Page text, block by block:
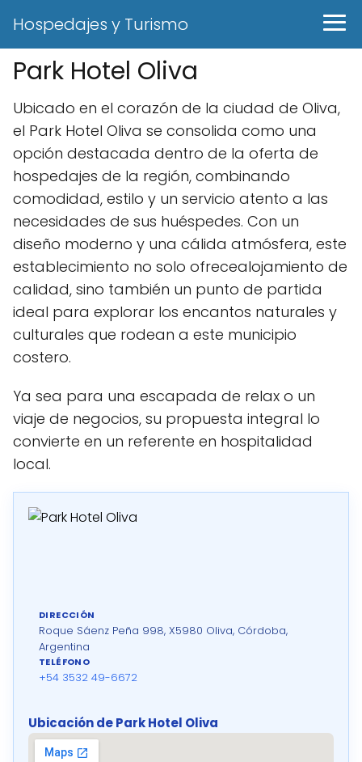
Hospedajes y Turismo
Park Hotel Oliva
Ubicado en el corazón de la ciudad de Oliva,
el Park Hotel Oliva se consolida como una
opción destacada dentro de la oferta de
hospedajes de la región, combinando
comodidad, estilo y un servicio atento a las
necesidades de sus huéspedes. Con un
diseño moderno y una cálida atmósfera, este
establecimiento no solo ofrecealojamiento de
calidad, sino también un punto de partida
ideal para explorar los encantos naturales y
culturales que rodean a este municipio
costero.
Ya sea para una escapada de relax o un
viaje de negocios, su propuesta integral lo
convierte en un referente en hospitalidad
local.
DIRECCIÓN
Roque Sáenz Peña 998, X5980 Oliva, Córdoba,
Argentina
TELÉFONO
+54 3532 49-6672
Ubicación de Park Hotel Oliva